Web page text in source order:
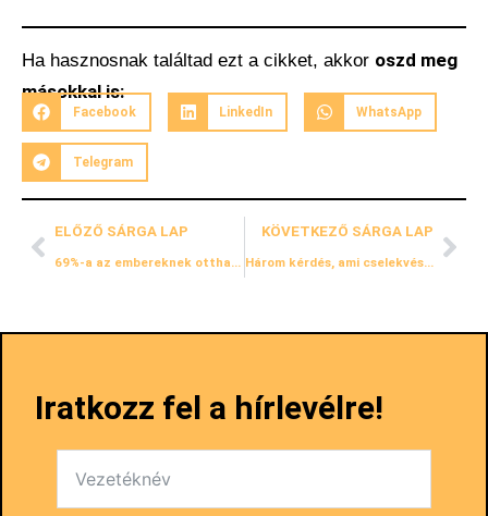
Ha hasznosnak találtad ezt a cikket, akkor oszd meg
másokkal is:
Facebook LinkedIn WhatsApp
Telegram
ELŐZŐ SÁRGA LAP
69%-a az embereknek otthagy Téged emiatt a két vezetői hiba miatt (#004)
KÖVETKEZŐ SÁRGA LAP
Három kérdés, ami cselekvésre bír (#006)
Iratkozz fel a hírlevélre!